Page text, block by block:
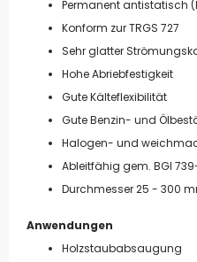
Permanent antistatisch
Konform zur TRGS 727
Sehr glatter
Hohe Abriebfestigkeit
Gute Kälteflexibilität
Gute Benzin- und
Halogen- und
Ableitfähig gem. BGI
Durchmesser 25 - 300
Anwendungen
Holzstaubabsaugung